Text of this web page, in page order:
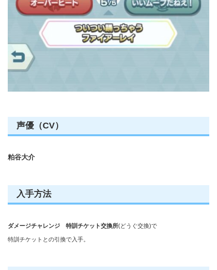
声優（CV）
粕谷大介
入手方法
ダメージチャレンジ 特訓チケット交換所(どうぐ交換)で
特訓チケットとの引換で入手。